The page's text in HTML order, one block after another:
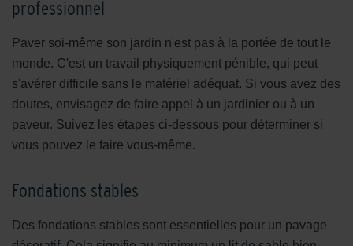
professionnel
Paver soi-même son jardin n'est pas à la portée de tout le
monde. C'est un travail physiquement pénible, qui peut
s'avérer difficile sans le matériel adéquat. Si vous avez des
doutes, envisagez de faire appel à un jardinier ou à un
paveur. Suivez les étapes ci-dessous pour déterminer si
vous pouvez le faire vous-même.
Fondations stables
Des fondations stables sont essentielles pour un pavage